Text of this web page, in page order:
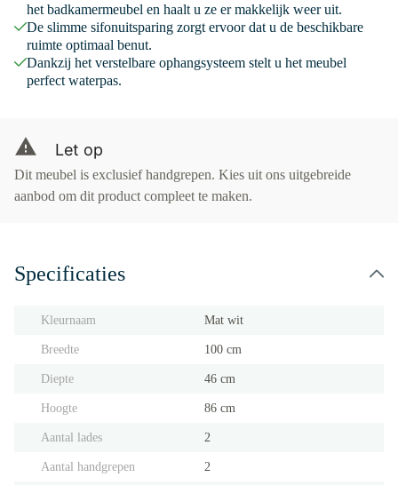
het badkamermeubel en haalt u ze er makkelijk weer uit.
De slimme sifonuitsparing zorgt ervoor dat u de beschikbare
ruimte optimaal benut.
Dankzij het verstelbare ophangsysteem stelt u het meubel
perfect waterpas.
Let op
Dit meubel is exclusief handgrepen. Kies uit ons uitgebreide
aanbod om dit product compleet te maken.
Specificaties
Kleurnaam Mat wit
Breedte 100 cm
Diepte 46 cm
Hoogte 86 cm
Aantal lades 2
Aantal handgrepen 2